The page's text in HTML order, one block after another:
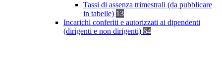
Tassi di assenza trimestrali (da pubblicare
in tabelle) 13
Incarichi conferiti e autorizzati ai dipendenti
(dirigenti e non dirigenti) 64